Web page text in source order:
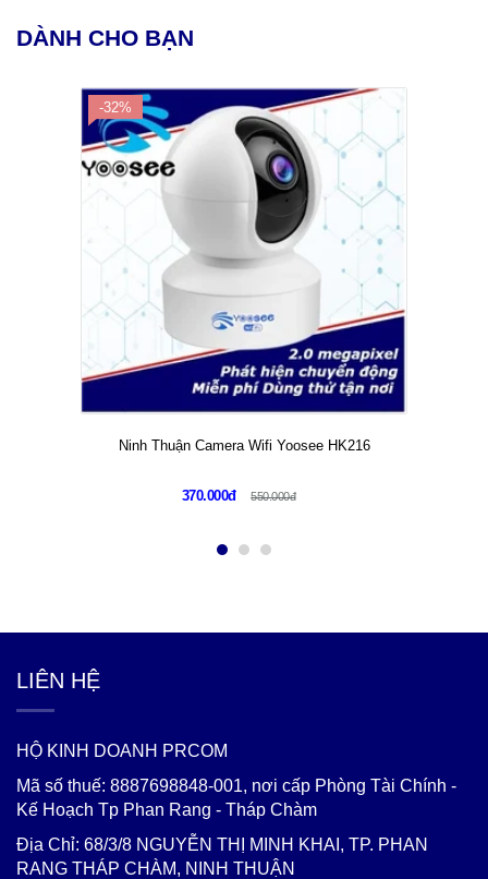
DÀNH CHO BẠN
-32%
Ninh Thuận Camera Wifi Yoosee HK216
370.000đ 550.000đ
LIÊN HỆ
HỘ KINH DOANH PRCOM
Mã số thuế: 8887698848-001, nơi cấp Phòng Tài Chính -
Kế Hoạch Tp Phan Rang - Tháp Chàm
Địa Chỉ: 68/3/8 NGUYỄN THỊ MINH KHAI, TP. PHAN
RANG THÁP CHÀM, NINH THUẬN